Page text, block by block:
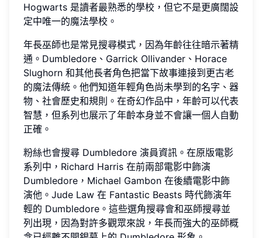
Hogwarts 是讀者最熟悉的學校，但它不是更廣闊設
定中唯一的魔法學校。
年長巫師也是常見搜尋模式，因為年齡往往暗示著精
通。Dumbledore、Garrick Ollivander、Horace
Slughorn 和其他長者角色把當下故事連接到更古老
的魔法傳統。他們知道年輕角色尚未學到的名字、器
物、社會歷史和規則。在奇幻作品中，年齡可以代表
智慧，但系列也展示了年齡本身並不會讓一個人自動
正確。
粉絲也會搜尋 Dumbledore 演員資訊。在原版電影
系列中，Richard Harris 在前兩部電影中飾演
Dumbledore，Michael Gambon 在後續電影中飾
演他。Jude Law 在 Fantastic Beasts 時代飾演年
輕的 Dumbledore。這些選角搜尋會和巫師搜尋並
列出現，因為對許多觀眾來說，年長而強大的巫師概